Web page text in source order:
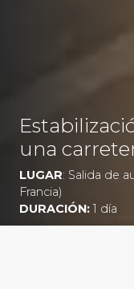
una
LUGAR: Salida de
Francia)
DURACIÓN:1 día